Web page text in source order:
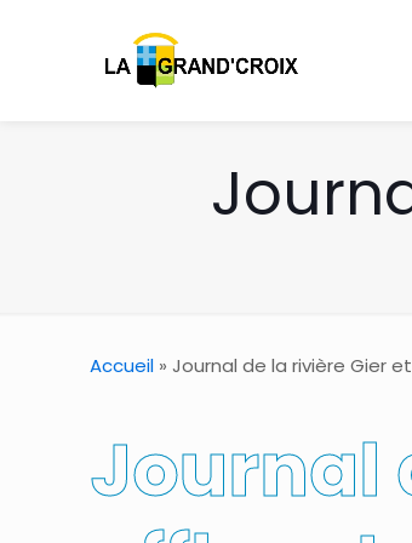
Accueil »Journal de la rivière Gier
Journal